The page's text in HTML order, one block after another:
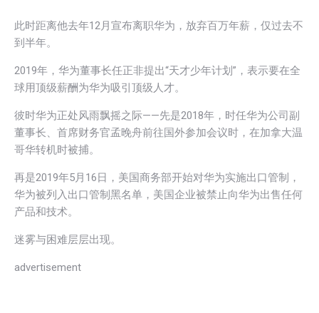
此时距离他去年12月宣布离职华为，放弃百万年薪，仅过去不
到半年。
2019年，华为董事长任正非提出“天才少年计划”，表示要在全
球用顶级薪酬为华为吸引顶级人才。
彼时华为正处风雨飘摇之际——先是2018年，时任华为公司副
董事长、首席财务官孟晚舟前往国外参加会议时，在加拿大温
哥华转机时被捕。
再是2019年5月16日，美国商务部开始对华为实施出口管制，
华为被列入出口管制黑名单，美国企业被禁止向华为出售任何
产品和技术。
迷雾与困难层层出现。
advertisement